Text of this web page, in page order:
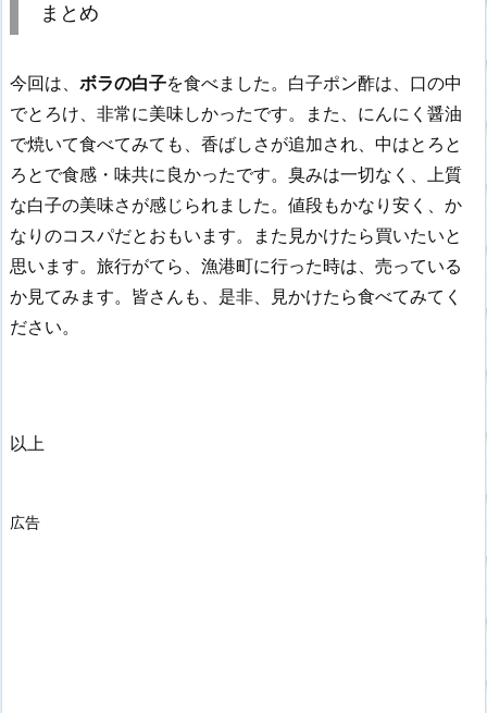
まとめ
今回は、 ボラの白子を食べました。白子ポン酢は、口の中
でとろけ、非常に美味しかったです。また、にんにく醤油
で焼いて食べてみても、香ばしさが追加され、中はとろと
ろとで食感・味共に良かったです。臭みは一切なく、上質
な白子の美味さが感じられました。値段もかなり安く、か
なりのコスパだとおもいます。また見かけたら買いたいと
思います。旅行がてら、漁港町に行った時は、売っている
か見てみます。皆さんも、是非、見かけたら食べてみてく
ださい。
以上
広告